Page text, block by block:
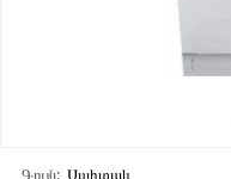
Գույն: Սպիտակ